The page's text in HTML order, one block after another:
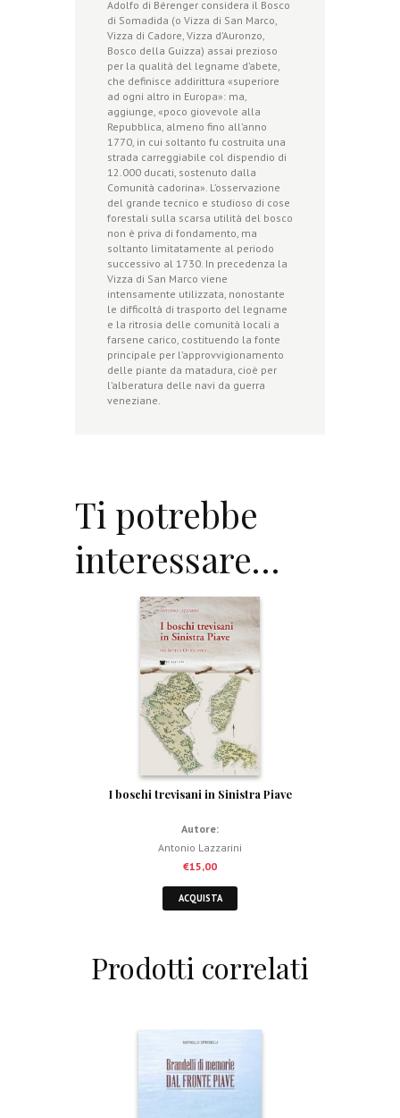
Adolfo di Bérenger considera il Bosco
di Somadida (o Vizza di San Marco,
Vizza di Cadore, Vizza d’Auronzo,
Bosco della Guizza) assai prezioso
per la qualità del legname d’abete,
che definisce addirittura «superiore
ad ogni altro in Europa»: ma,
aggiunge, «poco giovevole alla
Repubblica, almeno fino all’anno
1770, in cui soltanto fu costruita una
strada carreggiabile col dispendio di
12.000 ducati, sostenuto dalla
Comunità cadorina». L’osservazione
del grande tecnico e studioso di cose
forestali sulla scarsa utilità del bosco
non è priva di fondamento, ma
soltanto limitatamente al periodo
successivo al 1730. In precedenza la
Vizza di San Marco viene
intensamente utilizzata, nonostante
le difficoltà di trasporto del legname
e la ritrosia delle comunità locali a
farsene carico, costituendo la fonte
principale per l’approvvigionamento
delle piante da matadura, cioè per
l’alberatura delle navi da guerra
veneziane.
Ti potrebbe
interessare…
I boschi trevisani in Sinistra Piave
Autore:
Antonio Lazzarini
€15,00
ACQUISTA
Prodotti correlati